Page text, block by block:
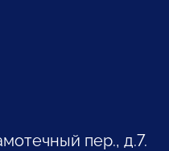
пер., д.7.